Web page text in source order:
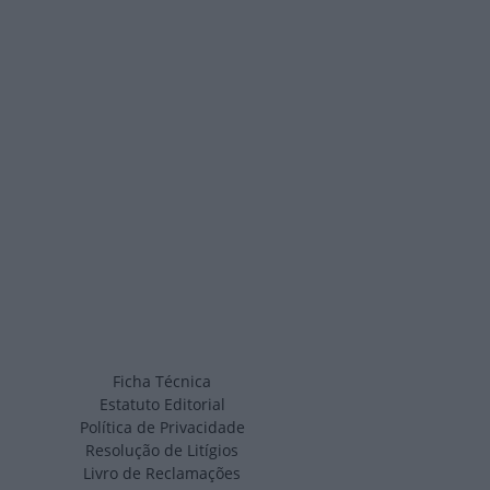
Ficha Técnica
Estatuto Editorial
Política de Privacidade
Resolução de Litígios
Livro de Reclamações